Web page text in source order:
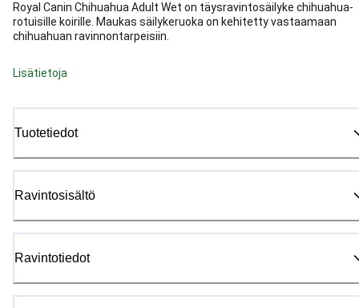
Royal Canin Chihuahua Adult Wet on täysravintosäilyke chihuahua-
rotuisille koirille. Maukas säilykeruoka on kehitetty vastaamaan
chihuahuan ravinnontarpeisiin.
Lisätietoja
Tuotetiedot
Ravintosisältö
Ravintotiedot